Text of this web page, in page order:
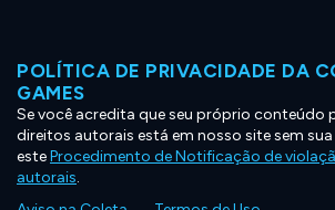
POLÍTICA DE PRIVACIDADE DA
GAMES
Se você acredita que seu próprio conteúdo
direitos autorais está em nosso site sem
esteProcedimento de Notificação de
autorais.